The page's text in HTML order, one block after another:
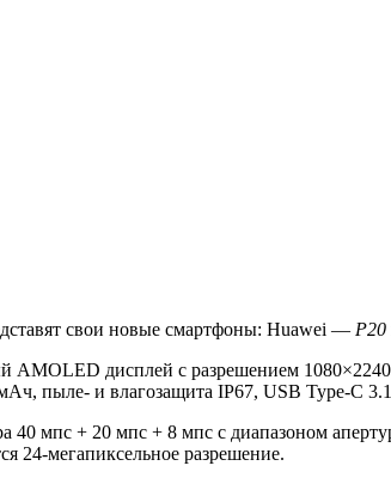
свои новые смартфоны: Huawei — P20
дисплей с разрешением
пыле- и влагозащита IP67, USB Type-C
40 мпс + 20 мпс + 8 мпс с диапазоном
24-мегапиксельное разрешение.